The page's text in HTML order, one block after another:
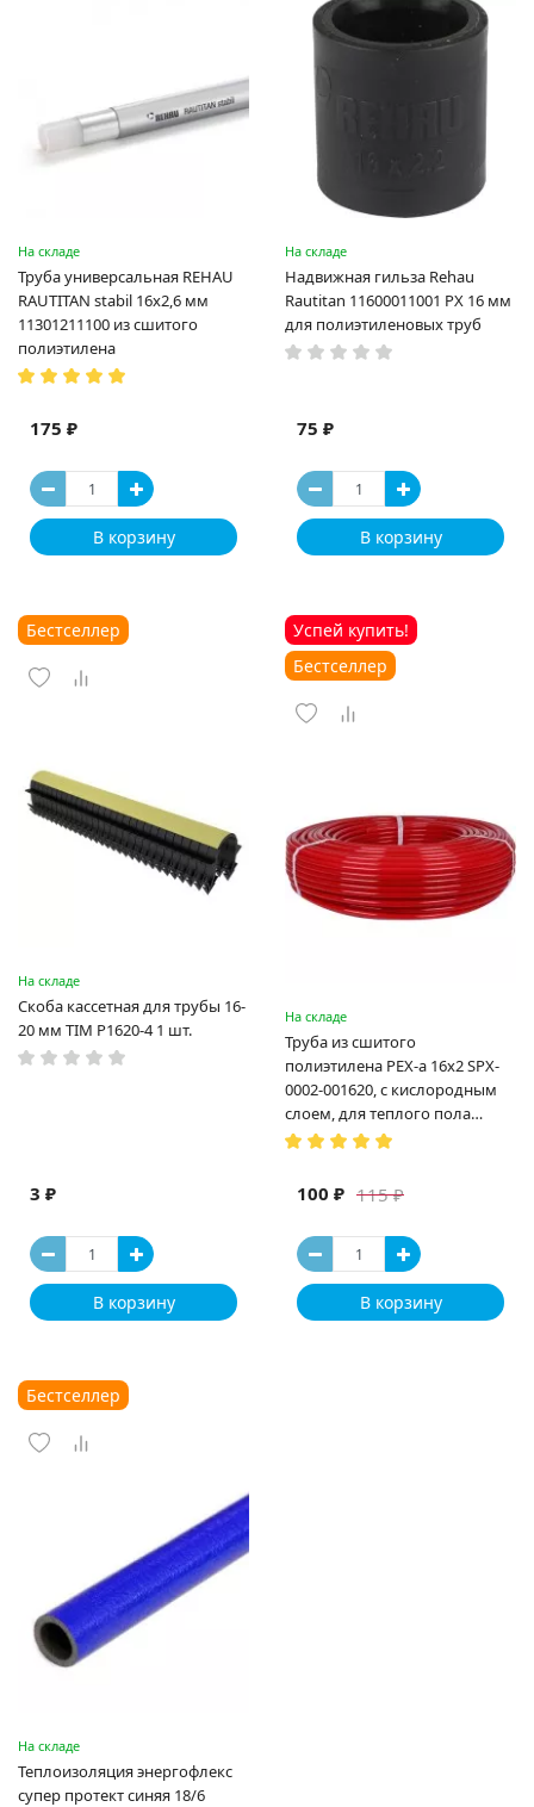
На складе
Труба универсальная REHAU
RAUTITAN stabil 16х2,6 мм
11301211100 из сшитого
полиэтилена
175 ₽
В корзину
На складе
Надвижная гильза Rehau
Rautitan 11600011001 PX 16 мм
для полиэтиленовых труб
75 ₽
В корзину
Бестселлер
На складе
Скоба кассетная для трубы 16-
20 мм TIM P1620-4 1 шт.
3 ₽
В корзину
Успей купить!
Бестселлер
На складе
Труба из сшитого
полиэтилена PEX-a 16х2 SPX-
0002-001620, с кислородным
слоем, для теплого пола
(Испания)
115 ₽
100 ₽
В корзину
Бестселлер
На складе
Теплоизоляция энергофлекс
супер протект синяя 18/6